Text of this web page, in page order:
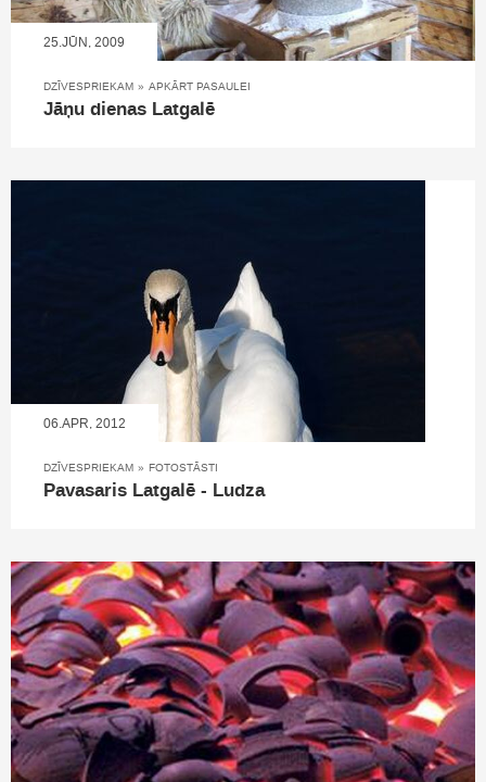
25.JŪN, 2009
DZĪVESPRIEKAM » APKĀRT PASAULEI
Jāņu dienas Latgalē
06.APR, 2012
DZĪVESPRIEKAM » FOTOSTĀSTI
Pavasaris Latgalē - Ludza